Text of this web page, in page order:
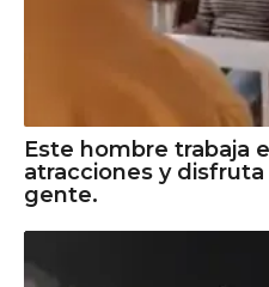
Este hombre trabaja
atracciones y
gente.